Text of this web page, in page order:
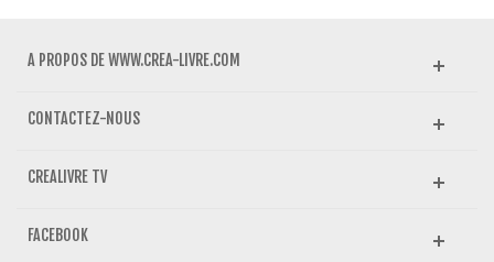
A PROPOS DE WWW.CREA-LIVRE.COM
CONTACTEZ-NOUS
CREALIVRE TV
FACEBOOK